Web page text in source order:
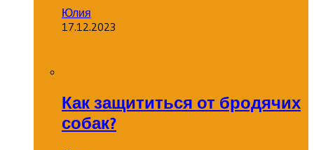
Юлия
17.12.2023
Как защититься от бродячих
собак?